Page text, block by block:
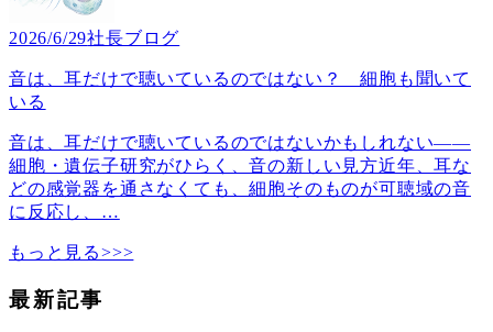
2026/6/29社長ブログ
音は、耳だけで聴いているのではない？ 細胞も聞いて
いる
音は、耳だけで聴いているのではないかもしれない――
細胞・遺伝子研究がひらく、音の新しい見方近年、耳な
どの感覚器を通さなくても、細胞そのものが可聴域の音
に反応し、 …
もっと見る>>>
最新記事